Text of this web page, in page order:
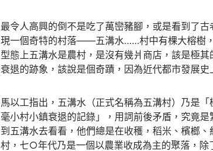
最令人高興的倒不是吃了萬巒豬腳，或是看到了
現一個奇特的村落——五溝水……村中有棵大榕樹
型態上五溝水是農村，是沒有幾爿商店，該是極
衰退的跡象，該說是個奇蹟，因為近代都市發展史
馬以工指出，五溝水（正式名稱為五溝村）乃是
毫小村小鎮衰退的記錄」，用詞前後矛盾，究竟
到五溝水去看看，他們總是在收穫，稻米、檳榔
村，七○年代乃是一個以農業收成為主的聚落，除